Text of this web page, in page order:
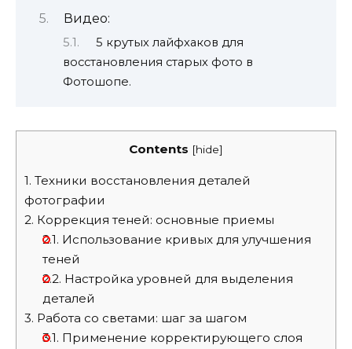
Видео:
5 крутых лайфхаков для
восстановления старых фото в
Фотошопе.
Contents [hide]
1. Техники восстановления деталей
фотографии
2. Коррекция теней: основные приемы
2.1. Использование кривых для улучшения
теней
2.2. Настройка уровней для выделения
деталей
3. Работа со светами: шаг за шагом
3.1. Применение корректирующего слоя